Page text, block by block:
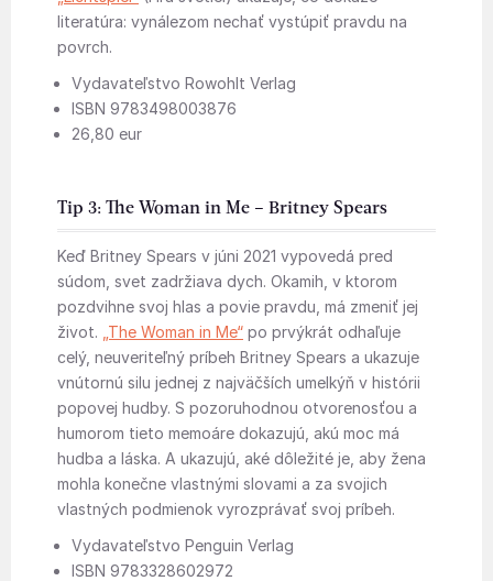
literatúra: vynálezom nechať vystúpiť pravdu na
povrch.
Vydavateľstvo Rowohlt Verlag
ISBN 9783498003876
26,80 eur
Tip 3: The Woman in Me – Britney Spears
Keď Britney Spears v júni 2021 vypovedá pred
súdom, svet zadržiava dych. Okamih, v ktorom
pozdvihne svoj hlas a povie pravdu, má zmeniť jej
život.
„The Woman in Me“ po prvýkrát odhaľuje
celý, neuveriteľný príbeh Britney Spears a ukazuje
vnútornú silu jednej z najväčších umelkýň v histórii
popovej hudby. S pozoruhodnou otvorenosťou a
humorom tieto memoáre dokazujú, akú moc má
hudba a láska. A ukazujú, aké dôležité je, aby žena
mohla konečne vlastnými slovami a za svojich
vlastných podmienok vyrozprávať svoj príbeh.
Vydavateľstvo Penguin Verlag
ISBN 9783328602972